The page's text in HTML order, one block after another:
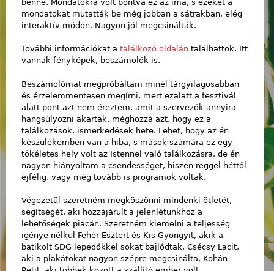
benne. Mondatokra volt bontva ez az ima, s ezeket a
mondatokat mutatták be még jobban a sátrakban, elég
interaktív módon. Nagyon jól megcsinálták.
További információkat a találkozó oldalán találhattok. Itt
vannak fényképek, beszámolók is.
Beszámolómat megpróbáltam minél tárgyilagosabban
és érzelemmentesen megírni, mert ezalatt a fesztivál
alatt pont azt nem éreztem, amit a szervezők annyira
hangsúlyozni akartak, méghozzá azt, hogy ez a
találkozások, ismerkedések hete. Lehet, hogy az én
készülékemben van a hiba, s mások számára ez egy
tökéletes hely volt az Istennel való találkozásra, de én
nagyon hiányoltam a csendességet, hiszen reggel héttől
éjfélig, vagy még tovább is programok voltak.
Végezetül szeretném megköszönni mindenki ötletét,
segítségét, aki hozzájárult a jelenlétünkhöz a
lehetőségek piacán. Szeretném kiemelni a teljesség
igénye nélkül Fehér Esztert és Kis Gyöngyit, akik a
batikolt SDG lepedőkkel sokat bajlódtak, Csécsy Lacit,
aki a plakátokat nagyon szépre megcsinálta, Kohán